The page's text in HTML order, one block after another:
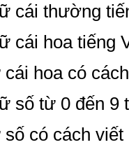
cái thường
cái hoa tiếng
hoa có
số từ 0 đến 9
có cách viết